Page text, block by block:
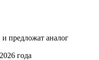
предложат аналог
года